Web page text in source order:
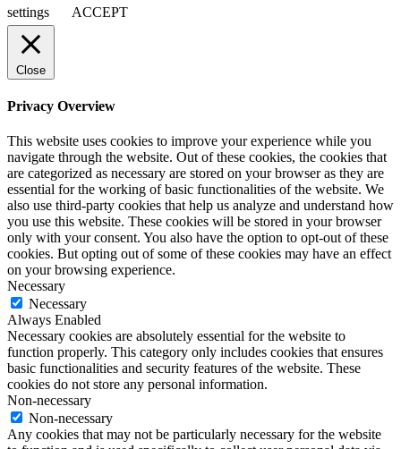
settings
ACCEPT
Close
Privacy Overview
This website uses cookies to improve your experience while you
navigate through the website. Out of these cookies, the cookies that
are categorized as necessary are stored on your browser as they are
essential for the working of basic functionalities of the website. We
also use third-party cookies that help us analyze and understand how
you use this website. These cookies will be stored in your browser
only with your consent. You also have the option to opt-out of these
cookies. But opting out of some of these cookies may have an effect
on your browsing experience.
Necessary
Necessary
Always Enabled
Necessary cookies are absolutely essential for the website to
function properly. This category only includes cookies that ensures
basic functionalities and security features of the website. These
cookies do not store any personal information.
Non-necessary
Non-necessary
Any cookies that may not be particularly necessary for the website